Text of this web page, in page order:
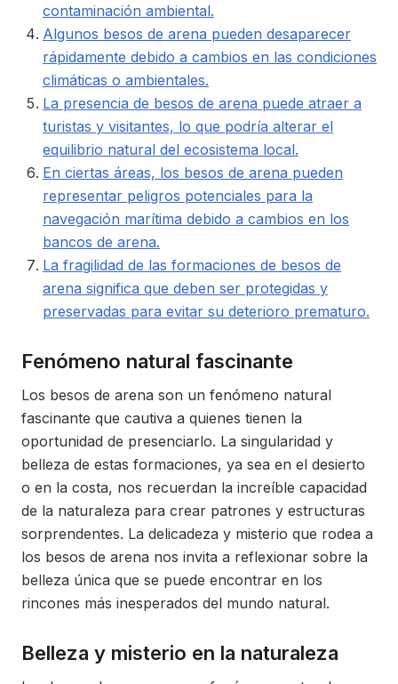
contaminación ambiental.
Algunos besos de arena pueden desaparecer
rápidamente debido a cambios en las condiciones
climáticas o ambientales.
La presencia de besos de arena puede atraer a
turistas y visitantes, lo que podría alterar el
equilibrio natural del ecosistema local.
En ciertas áreas, los besos de arena pueden
representar peligros potenciales para la
navegación marítima debido a cambios en los
bancos de arena.
La fragilidad de las formaciones de besos de
arena significa que deben ser protegidas y
preservadas para evitar su deterioro prematuro.
Fenómeno natural fascinante
Los besos de arena son un fenómeno natural
fascinante que cautiva a quienes tienen la
oportunidad de presenciarlo. La singularidad y
belleza de estas formaciones, ya sea en el desierto
o en la costa, nos recuerdan la increíble capacidad
de la naturaleza para crear patrones y estructuras
sorprendentes. La delicadeza y misterio que rodea a
los besos de arena nos invita a reflexionar sobre la
belleza única que se puede encontrar en los
rincones más inesperados del mundo natural.
Belleza y misterio en la naturaleza